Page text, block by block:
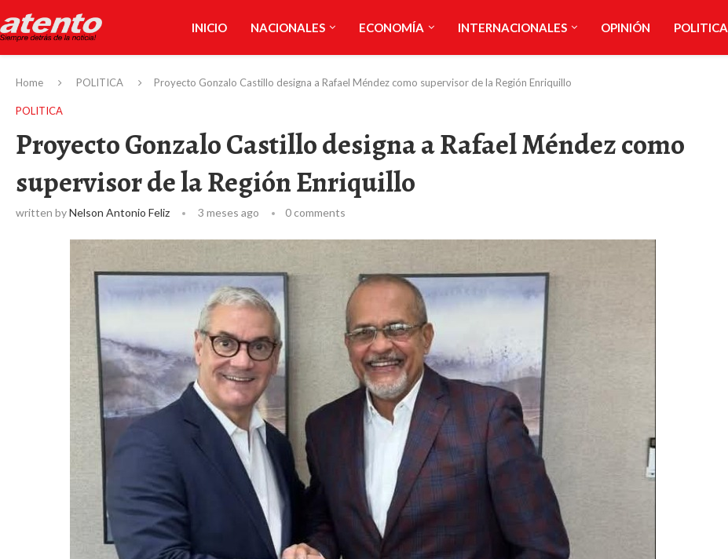
INICIO NACIONALES ECONOMÍA INTERNACIONALES OPINIÓN POLITICA
Home POLITICA Proyecto Gonzalo Castillo designa a Rafael Méndez como supervisor de la Región Enriquillo
POLITICA
Proyecto Gonzalo Castillo designa a Rafael Méndez como
supervisor de la Región Enriquillo
written byNelson Antonio Feliz 3 meses ago 0 comments